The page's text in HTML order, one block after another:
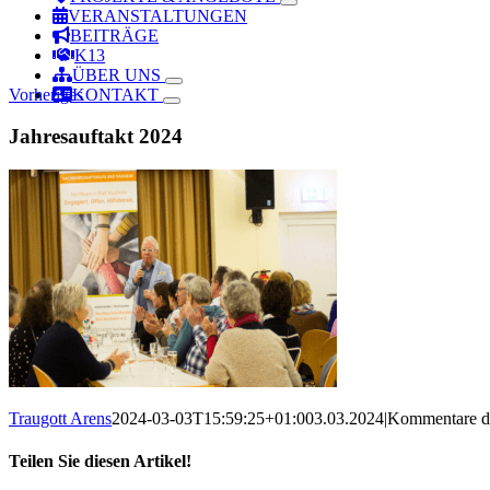
VERANSTALTUNGEN
BEITRÄGE
K13
ÜBER UNS
KONTAKT
Vorheriges
Jahresauftakt 2024
Traugott Arens2024-03-03T15:59:25+01:003.03.2024|Kommentare
Teilen Sie diesen Artikel!